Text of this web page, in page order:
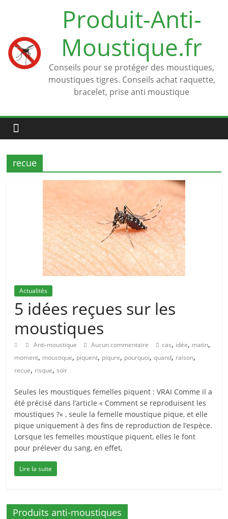
Produit-Anti-
Moustique.fr
Conseils pour se protéger des moustiques,
moustiques tigres. Conseils achat raquette,
bracelet, prise anti moustique
recue
Actualités
5 idées reçues sur les
moustiques
Anti-moustique Aucun commentaire cas, idée, matin,
moment, moustique, piquent, piqure, pourquoi,quand, raison,
recue, risque,soir
Seules les moustiques femelles piquent : VRAI Comme il a
été précisé dans l’article « Comment se reproduisent les
moustiques ?« , seule la femelle moustique pique, et elle
pique uniquement à des fins de reproduction de l’espèce.
Lorsque les femelles moustique piquent, elles le font
pour prélever du sang, en effet,
Lire la suite
Produits anti-moustiques